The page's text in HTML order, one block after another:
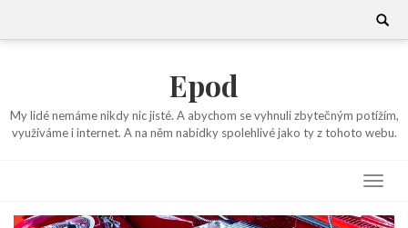
Search
Epod
My lidé nemáme nikdy nic jisté. A abychom se vyhnuli zbytečným potížím,
využíváme i internet. A na něm nabídky spolehlivé jako ty z tohoto webu.